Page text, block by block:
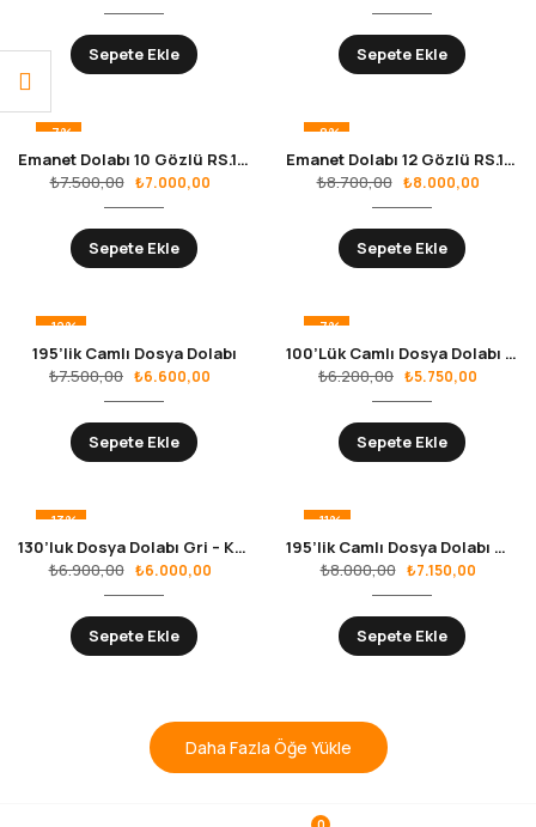
Sepete Ekle Sepete Ekle
-7%
Emanet Dolabı 10 Gözlü RS.10.05.02
₺7.500,00 ₺7.000,00
Sepete Ekle
-8%
Emanet Dolabı 12 Gözlü RS.10.05.05
₺8.700,00 ₺8.000,00
Sepete Ekle
-12%
195’lik Camlı Dosya Dolabı
₺7.500,00 ₺6.600,00
Sepete Ekle
-7%
100’Lük Camlı Dosya Dolabı Gri – Kırmızı
₺6.200,00 ₺5.750,00
Sepete Ekle
-13%
130’luk Dosya Dolabı Gri – Kırmızı
₺6.900,00 ₺6.000,00
Sepete Ekle
-11%
195’lik Camlı Dosya Dolabı Gri – Kırmızı RS.10.02.35
₺8.000,00 ₺7.150,00
Sepete Ekle
Daha Fazla Öğe Yükle